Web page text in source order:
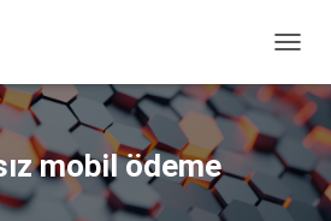
mobil ödeme